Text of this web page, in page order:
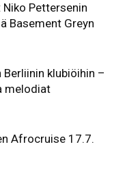
Pettersenin
Basement Greyn
Berliinin klubiöihin –
melodiat
Afrocruise 17.7.